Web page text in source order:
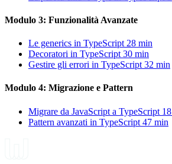
Modulo 3: Funzionalità Avanzate
Le generics in TypeScript 28 min
Decoratori in TypeScript 30 min
Gestire gli errori in TypeScript 32 min
Modulo 4: Migrazione e Pattern
Migrare da JavaScript a TypeScript
Pattern avanzati in TypeScript 47 min